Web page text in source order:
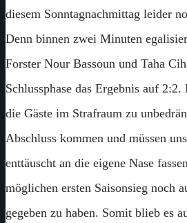
diesem Sonntagnachmittag leider
Denn binnen zwei Minuten
Forster Nour Bassoun und Taha
Schlussphase das Ergebnis auf
die Gäste im Strafraum zu
Abschluss kommen und müssen
enttäuscht an die eigene Nase
möglichen ersten Saisonsieg noch
gegeben zu haben. Somit blieb es